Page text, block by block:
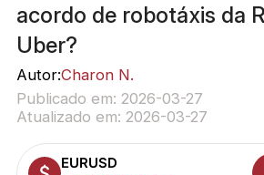
acordo de robotáxis da
Uber?
Autor:Charon N.
Publicado em: 2026-03-27
Atualizado em: 2026-03-27
EURUSD